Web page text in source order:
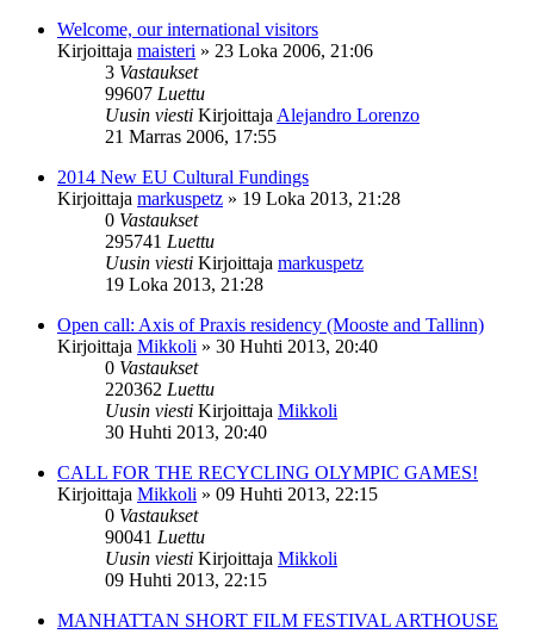
Welcome, our international visitors
Kirjoittaja maisteri » 23 Loka 2006, 21:06
3 Vastaukset
99607 Luettu
Uusin viesti Kirjoittaja Alejandro Lorenzo
21 Marras 2006, 17:55
2014 New EU Cultural Fundings
Kirjoittaja markuspetz » 19 Loka 2013, 21:28
0 Vastaukset
295741 Luettu
Uusin viesti Kirjoittaja markuspetz
19 Loka 2013, 21:28
Open call: Axis of Praxis residency (Mooste and Tallinn)
Kirjoittaja Mikkoli » 30 Huhti 2013, 20:40
0 Vastaukset
220362 Luettu
Uusin viesti Kirjoittaja Mikkoli
30 Huhti 2013, 20:40
CALL FOR THE RECYCLING OLYMPIC GAMES!
Kirjoittaja Mikkoli » 09 Huhti 2013, 22:15
0 Vastaukset
90041 Luettu
Uusin viesti Kirjoittaja Mikkoli
09 Huhti 2013, 22:15
MANHATTAN SHORT FILM FESTIVAL ARTHOUSE